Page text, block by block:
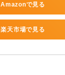
Amazonで見る
楽天市場で見る